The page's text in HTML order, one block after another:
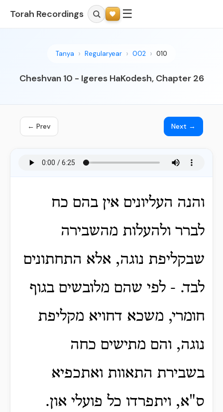
Torah Recordings ☰
Tanya Regularyear 002 010
Cheshvan 10 - Igeres HaKodesh, Chapter 26
← Prev Next →
והנה העליונים אין בהם כח
לברר ולהעלות מהשבירה
שבקליפת נוגה, אלא התחתונים
לבד. - לפי שהם מלובשים בגוף
חומרי, משכא דחויא מקליפת
נוגה, והם מתישים כחה
בשבירת התאוות ואתכפיא
ס"א, ויתפרדו כל פועלי און.